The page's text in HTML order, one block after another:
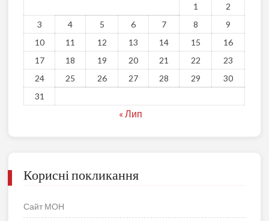
1
2
3
4 5 6 7 8
9
10
11 12 13 14 15
16
17
18 19 20 21 22
23
24
25 26 27 28 29
30
31
« Лип
Корисні покликання
Сайт МОН